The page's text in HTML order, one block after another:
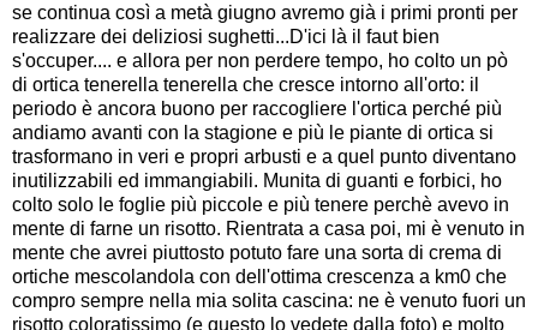
se continua così a metà giugno avremo già i primi pronti per
realizzare dei deliziosi sughetti...D'ici là il faut bien
s'occuper.... e allora per non perdere tempo, ho colto un pò
di ortica tenerella tenerella che cresce intorno all'orto: il
periodo è ancora buono per raccogliere l'ortica perché più
andiamo avanti con la stagione e più le piante di ortica si
trasformano in veri e propri arbusti e a quel punto diventano
inutilizzabili ed immangiabili. Munita di guanti e forbici, ho
colto solo le foglie più piccole e più tenere perchè avevo in
mente di farne un risotto. Rientrata a casa poi, mi è venuto in
mente che avrei piuttosto potuto fare una sorta di crema di
ortiche mescolandola con dell'ottima crescenza a km0 che
compro sempre nella mia solita cascina: ne è venuto fuori un
risotto coloratissimo (e questo lo vedete dalla foto) e molto